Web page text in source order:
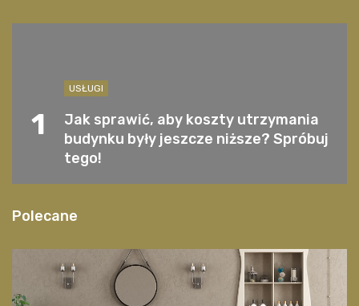
1
USŁUGI
Jak sprawić, aby koszty utrzymania
budynku były jeszcze niższe? Spróbuj
tego!
Polecane